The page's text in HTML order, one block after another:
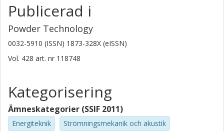
Publicerad i
Powder Technology
0032-5910 (ISSN) 1873-328X (eISSN)
Vol. 428 art. nr 118748
Kategorisering
Ämneskategorier (SSIF 2011)
Energiteknik Strömningsmekanik och akustik